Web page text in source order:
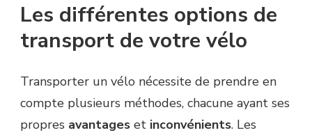
Les différentes options de
transport de votre vélo
Transporter un vélo nécessite de prendre en
compte plusieurs méthodes, chacune ayant ses
propres avantages et inconvénients. Les